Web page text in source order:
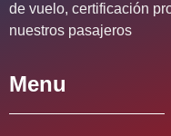
de vuelo, certificación
nuestros pasajeros
Menu